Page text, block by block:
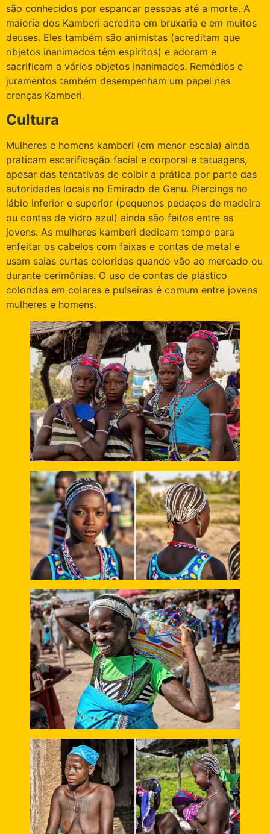
são conhecidos por espancar pessoas até a morte. A
maioria dos Kamberi acredita em bruxaria e em muitos
deuses. Eles também são animistas (acreditam que
objetos inanimados têm espíritos) e adoram e
sacrificam a vários objetos inanimados. Remédios e
juramentos também desempenham um papel nas
crenças Kamberi.
Cultura
Mulheres e homens kamberi (em menor escala) ainda
praticam escarificação facial e corporal e tatuagens,
apesar das tentativas de coibir a prática por parte das
autoridades locais no Emirado de Genu. Piercings no
lábio inferior e superior (pequenos pedaços de madeira
ou contas de vidro azul) ainda são feitos entre as
jovens. As mulheres kamberi dedicam tempo para
enfeitar os cabelos com faixas e contas de metal e
usam saias curtas coloridas quando vão ao mercado ou
durante cerimônias. O uso de contas de plástico
coloridas em colares e pulseiras é comum entre jovens
mulheres e homens.